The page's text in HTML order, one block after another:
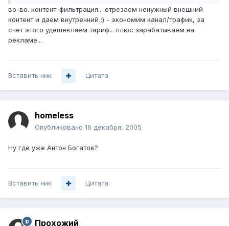
во-во. контент-фильтрация... отрезаем ненужный внешний
контент и даем внутренний :) - экономим канал/трафик, за
счет этого удешевляем тариф... плюс зарабатываем на
рекламе...
Вставить ник Цитата
homeless
Опубликовано 16 декабря, 2005
Ну где уже Антон Богатов?
Вставить ник Цитата
Прохожий